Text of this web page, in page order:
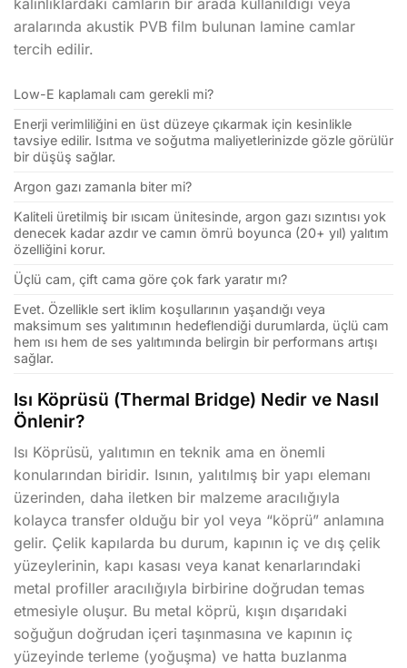
kalınlıklardaki camların bir arada kullanıldığı veya
aralarında akustik PVB film bulunan lamine camlar
tercih edilir.
Low-E kaplamalı cam gerekli mi?
Enerji verimliliğini en üst düzeye çıkarmak için kesinlikle
tavsiye edilir. Isıtma ve soğutma maliyetlerinizde gözle görülür
bir düşüş sağlar.
Argon gazı zamanla biter mi?
Kaliteli üretilmiş bir ısıcam ünitesinde, argon gazı sızıntısı yok
denecek kadar azdır ve camın ömrü boyunca (20+ yıl) yalıtım
özelliğini korur.
Üçlü cam, çift cama göre çok fark yaratır mı?
Evet. Özellikle sert iklim koşullarının yaşandığı veya
maksimum ses yalıtımının hedeflendiği durumlarda, üçlü cam
hem ısı hem de ses yalıtımında belirgin bir performans artışı
sağlar.
Isı Köprüsü (Thermal Bridge) Nedir ve Nasıl
Önlenir?
Isı Köprüsü, yalıtımın en teknik ama en önemli
konularından biridir. Isının, yalıtılmış bir yapı elemanı
üzerinden, daha iletken bir malzeme aracılığıyla
kolayca transfer olduğu bir yol veya “köprü” anlamına
gelir. Çelik kapılarda bu durum, kapının iç ve dış çelik
yüzeylerinin, kapı kasası veya kanat kenarlarındaki
metal profiller aracılığıyla birbirine doğrudan temas
etmesiyle oluşur. Bu metal köprü, kışın dışarıdaki
soğuğun doğrudan içeri taşınmasına ve kapının iç
yüzeyinde terleme (yoğuşma) ve hatta buzlanma